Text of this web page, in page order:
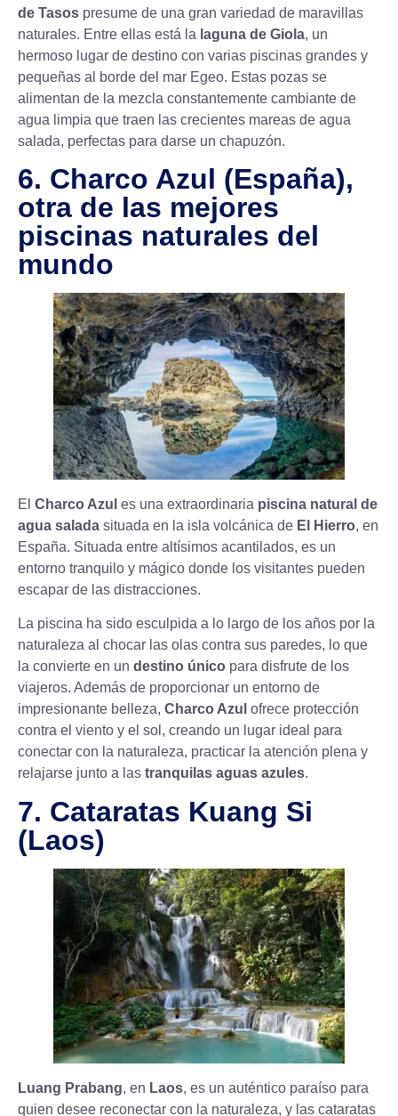
de Tasos presume de una gran variedad de maravillas
naturales. Entre ellas está la laguna de Giola, un
hermoso lugar de destino con varias piscinas grandes y
pequeñas al borde del mar Egeo. Estas pozas se
alimentan de la mezcla constantemente cambiante de
agua limpia que traen las crecientes mareas de agua
salada, perfectas para darse un chapuzón.
6. Charco Azul (España),
otra de las mejores
piscinas naturales del
mundo
El Charco Azul es una extraordinaria piscina natural de
agua salada situada en la isla volcánica de El Hierro, en
España. Situada entre altísimos acantilados, es un
entorno tranquilo y mágico donde los visitantes pueden
escapar de las distracciones.
La piscina ha sido esculpida a lo largo de los años por la
naturaleza al chocar las olas contra sus paredes, lo que
la convierte en un destino único para disfrute de los
viajeros. Además de proporcionar un entorno de
impresionante belleza, Charco Azul ofrece protección
contra el viento y el sol, creando un lugar ideal para
conectar con la naturaleza, practicar la atención plena y
relajarse junto a las tranquilas aguas azules.
7. Cataratas Kuang Si
(Laos)
Luang Prabang, en Laos, es un auténtico paraíso para
quien desee reconectar con la naturaleza, y las cataratas